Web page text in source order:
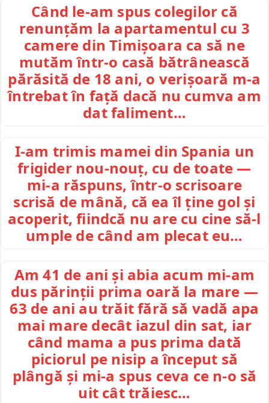
Când le-am spus colegilor că
renunțăm la apartamentul cu 3
camere din Timișoara ca să ne
mutăm într-o casă bătrânească
părăsită de 18 ani, o verișoară m-a
întrebat în față dacă nu cumva am
dat faliment…
I-am trimis mamei din Spania un
frigider nou-nouț, cu de toate —
mi-a răspuns, într-o scrisoare
scrisă de mână, că ea îl ține gol și
acoperit, fiindcă nu are cu cine să-l
umple de când am plecat eu…
Am 41 de ani și abia acum mi-am
dus părinții prima oară la mare —
63 de ani au trăit fără să vadă apa
mai mare decât iazul din sat, iar
când mama a pus prima dată
piciorul pe nisip a început să
plângă și mi-a spus ceva ce n-o să
uit cât trăiesc…